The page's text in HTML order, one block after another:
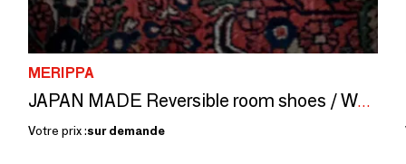
MERIPPA
JAPAN MADE Reversible room shoes / Waffle Knit × Micro Boa
Votre prix :sur demande